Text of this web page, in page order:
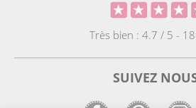
Très bien : 4.7 / 5 -
SUIVEZ